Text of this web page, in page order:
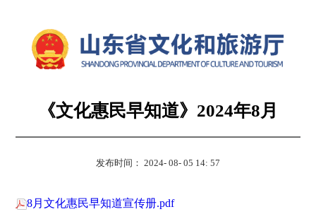
《文化惠民早知道》2024年8月
发布时间： 2024- 08- 05 14: 57
8月文化惠民早知道宣传册.pdf